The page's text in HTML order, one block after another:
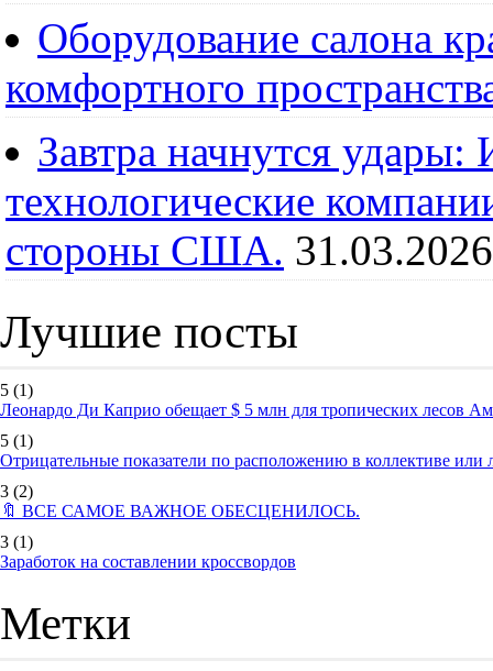
Оборудование салона
комфортного
Завтра начнутся
технологические
стороны США. 31.03.2026
Лучшие посты
5 (1)
Леонардо Ди Каприо обещает $ 5 млн для тропических лесов
5 (1)
Отрицательные показатели по расположению в коллективе
3 (2)
🔖 ВСЕ САМОЕ ВАЖНОЕ ОБЕСЦЕНИЛОСЬ.
3 (1)
Заработок на составлении кроссвордов
Метки